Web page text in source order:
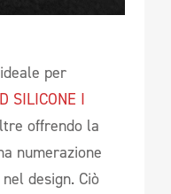
per
SILICONE I
offrendo la
numerazione
design. Ciò